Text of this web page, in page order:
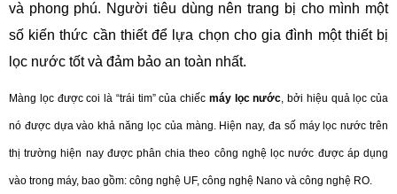
và phong phú. Người tiêu dùng nên trang bị cho mình một
số kiến thức cần thiết để lựa chọn cho gia đình một thiết bị
lọc nước tốt và đảm bảo an toàn nhất.
Màng lọc được coi là “trái tim” của chiếc máy lọc nước, bởi hiệu quả lọc của
nó được dựa vào khả năng lọc của màng. Hiện nay, đa số máy lọc nước trên
thị trường hiện nay được phân chia theo công nghệ lọc nước được áp dụng
vào trong máy, bao gồm: công nghệ UF, công nghệ Nano và công nghệ RO.